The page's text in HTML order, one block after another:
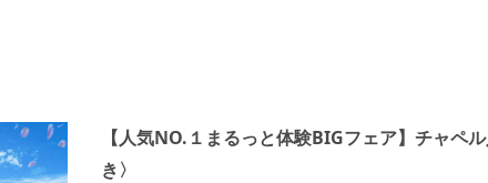
【人気NO.１まるっと体験BIGフェア】チャペ
き〉